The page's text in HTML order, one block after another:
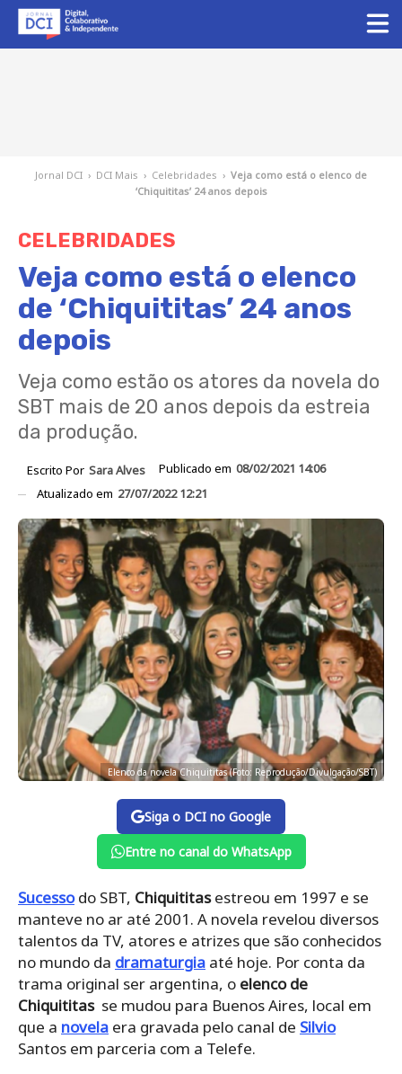
Jornal DCI › DCI Mais › Celebridades › Veja como está o elenco de
‘Chiquititas’ 24 anos depois
CELEBRIDADES
Veja como está o elenco
de ‘Chiquititas’ 24 anos
depois
Veja como estão os atores da novela do
SBT mais de 20 anos depois da estreia
da produção.
Escrito Por Sara Alves Publicado em 08/02/2021 14:06
Atualizado em 27/07/2022 12:21
Elenco da novela Chiquititas (Foto: Reprodução/Divulgação/SBT)
Siga o DCI no Google
Entre no canal do WhatsApp
Sucessodo SBT, Chiquititasestreou em 1997 e se
manteve no ar até 2001. A novela revelou diversos
talentos da TV, atores e atrizes que são conhecidos
no mundo da dramaturgia até hoje. Por conta da
trama original ser argentina, o elenco de
Chiquititasse mudou para Buenos Aires, local em
que a novela era gravada pelo canal de Silvio
Santos em parceria com a Telefe.